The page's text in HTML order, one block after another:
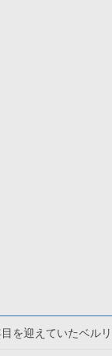
を迎えていたベル